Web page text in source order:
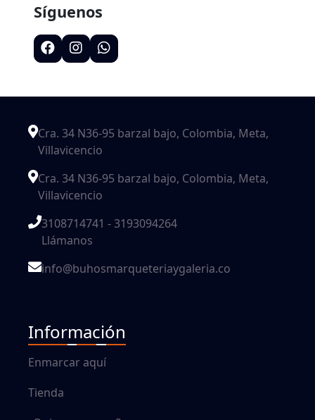
Síguenos
Cra. 34 N36-95 barzal bajo, Colombia, Meta,
Villavicencio
Cra. 34 N36-95 barzal bajo, Colombia, Meta,
Villavicencio
3108714741 - 3193094264
Llámanos
info@buhosmarqueteriaygaleria.co
Información
Enmarcar aquí
Tienda